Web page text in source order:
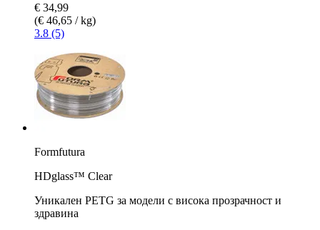
€ 34,99
(€ 46,65 / kg)
3.8 (5)
Formfutura
HDglass™ Clear
Уникален PETG за модели с висока прозрачност и
здравина